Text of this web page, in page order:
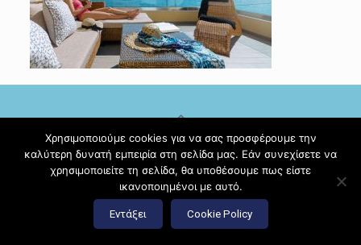
© 2017 Diamante Beach Front Suites Apartment Suites |
Κατασκευή ιστοσελίδωνHi Web
Χρησιμοποιούμε cookies για να σας προσφέρουμε την
καλύτερη δυνατή εμπειρία στη σελίδα μας. Εάν συνεχίσετε να
χρησιμοποιείτε τη σελίδα, θα υποθέσουμε πως είστε
ικανοποιημένοι με αυτό.
Εντάξει Cookie Policy